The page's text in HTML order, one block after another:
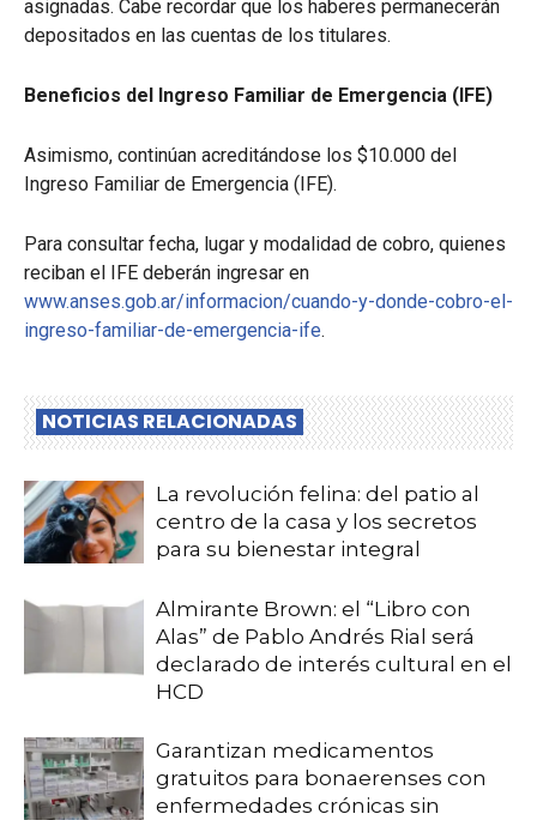
asignadas. Cabe recordar que los haberes permanecerán
depositados en las cuentas de los titulares.
Beneficios del Ingreso Familiar de Emergencia (IFE)
Asimismo, continúan acreditándose los $10.000 del
Ingreso Familiar de Emergencia (IFE).
Para consultar fecha, lugar y modalidad de cobro, quienes
reciban el IFE deberán ingresar en
www.anses.gob.ar/informacion/cuando-y-donde-cobro-el-
ingreso-familiar-de-emergencia-ife.
NOTICIAS RELACIONADAS
La revolución felina: del patio al
centro de la casa y los secretos
para su bienestar integral
Almirante Brown: el “Libro con
Alas” de Pablo Andrés Rial será
declarado de interés cultural en el
HCD
Garantizan medicamentos
gratuitos para bonaerenses con
enfermedades crónicas sin